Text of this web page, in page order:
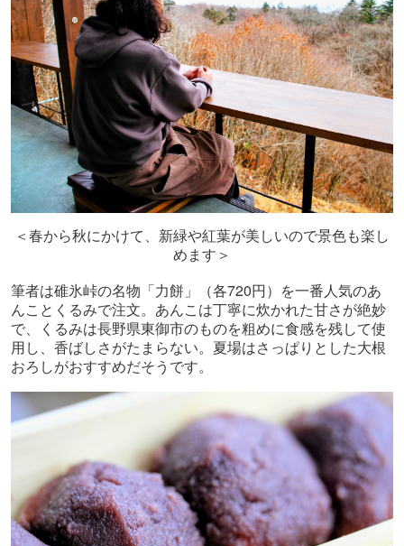
＜春から秋にかけて、新緑や紅葉が美しいので景色も楽し
めます＞
筆者は碓氷峠の名物「力餅」（各720円）を一番人気のあ
んことくるみで注文。あんこは丁寧に炊かれた甘さが絶妙
で、くるみは長野県東御市のものを粗めに食感を残して使
用し、香ばしさがたまらない。夏場はさっぱりとした大根
おろしがおすすめだそうです。